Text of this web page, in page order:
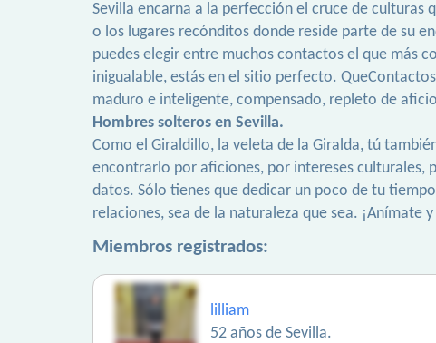
Sevilla encarna a la perfección el cruce de culturas
o los lugares recónditos donde reside parte de su
puedes elegir entre muchos contactos el que más
inigualable, estás en el sitio perfecto.
maduro e inteligente, compensado, repleto de
Hombres solteros en Sevilla.
Como el Giraldillo, la veleta de la Giralda, tú
encontrarlo por aficiones, por intereses culturales,
datos. Sólo tienes que dedicar un poco de tu
relaciones, sea de la naturaleza que sea.
Miembros registrados:
lilliam
52 años de Sevilla.